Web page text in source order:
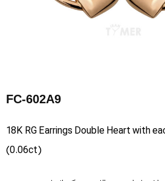
FC-602A9
18K RG Earrings Double Heart with
(0.06ct)